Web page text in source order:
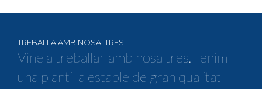
TREBALLA AMB NOSALTRES
Vine a treballar amb nosaltres. Tenim
una plantilla estable de gran qualitat